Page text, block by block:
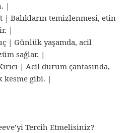
|
| Balıkların temizlenmesi, etin
|
| Günlük yaşamda, acil
sağlar. |
| Acil durum çantasında,
kesme gibi. |
Tercih Etmelisiniz?